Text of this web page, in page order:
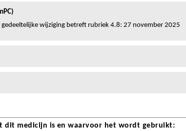
gedeeltelijke wijziging betreft rubriek 4.8: 27 november 2025
dit medicijn is en waarvoor het wordt gebruikt: